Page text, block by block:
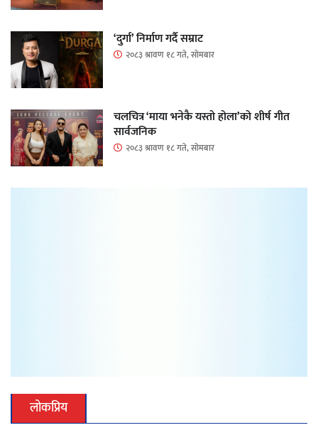
‘दुर्गा’ निर्माण गर्दै सम्राट
२०८३ श्रावण १८ गते, सोमबार
चलचित्र ‘माया भनेकै यस्तो होला’को शीर्ष गीत
सार्वजनिक
२०८३ श्रावण १८ गते, सोमबार
लोकप्रिय